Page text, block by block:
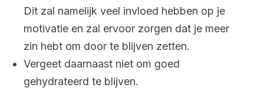
Dit zal namelijk veel invloed hebben op je
motivatie en zal ervoor zorgen dat je meer
zin hebt om door te blijven zetten.
Vergeet daarnaast niet om goed
gehydrateerd te blijven.